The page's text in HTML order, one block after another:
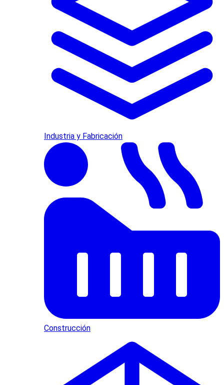
Industria y Fabricación
Construcción